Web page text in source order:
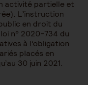
activité partielle et
L’instruction
en droit du
n° 2020-734 du
à l’obligation
placés en
30 juin 2021.